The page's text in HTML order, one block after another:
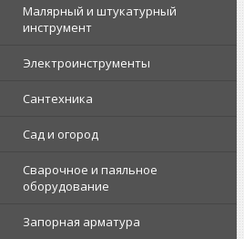
Малярный и штукатурный
инструмент
Электроинструменты
Сантехника
Сад и огород
Сварочное и паяльное
оборудование
Запорная арматура